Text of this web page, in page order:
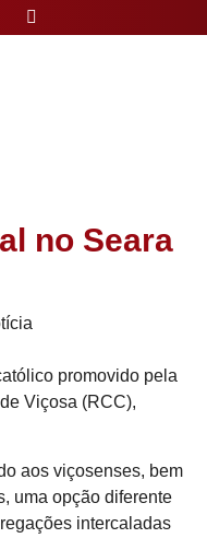
no Seara
promovido pela
Viçosa (RCC),
aos viçosenses, bem
uma opção diferente
intercaladas